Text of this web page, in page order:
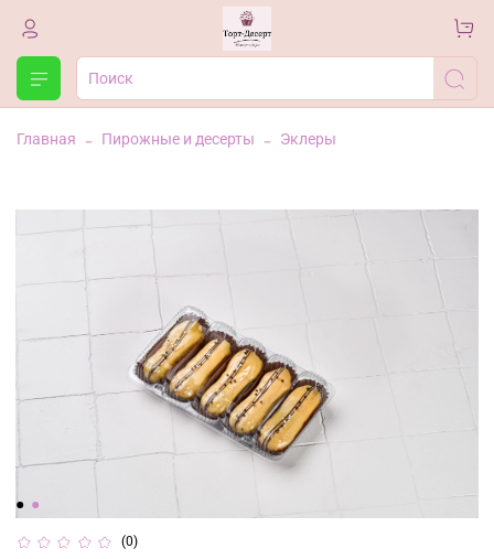
Главная Пирожные и десерты Эклеры
(0)